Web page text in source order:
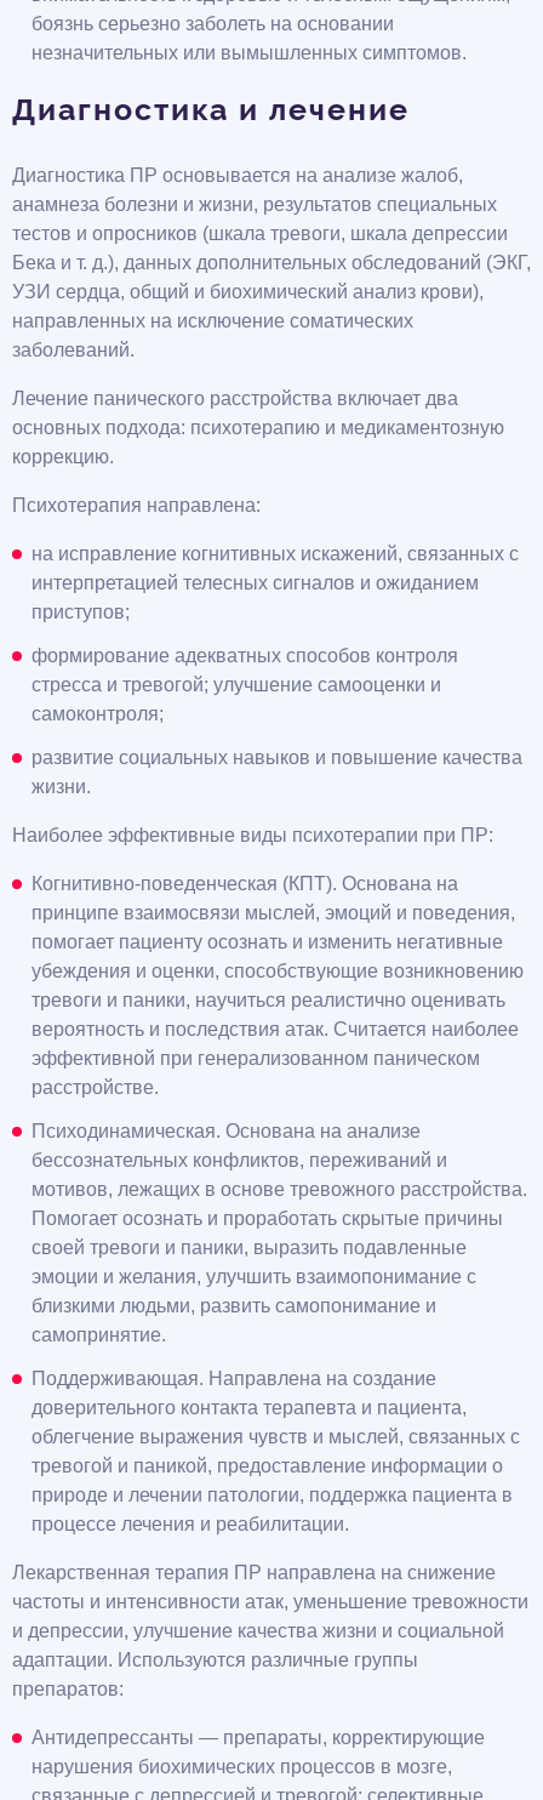
боязнь серьезно заболеть на основании
незначительных или вымышленных симптомов.
Диагностика и лечение
Диагностика ПР основывается на анализе жалоб,
анамнеза болезни и жизни, результатов специальных
тестов и опросников (шкала тревоги, шкала депрессии
Бека и т. д.), данных дополнительных обследований (ЭКГ,
УЗИ сердца, общий и биохимический анализ крови),
направленных на исключение соматических
заболеваний.
Лечение панического расстройства включает два
основных подхода: психотерапию и медикаментозную
коррекцию.
Психотерапия направлена:
на исправление когнитивных искажений, связанных с
интерпретацией телесных сигналов и ожиданием
приступов;
формирование адекватных способов контроля
стресса и тревогой; улучшение самооценки и
самоконтроля;
развитие социальных навыков и повышение качества
жизни.
Наиболее эффективные виды психотерапии при ПР:
Когнитивно-поведенческая (КПТ). Основана на
принципе взаимосвязи мыслей, эмоций и поведения,
помогает пациенту осознать и изменить негативные
убеждения и оценки, способствующие возникновению
тревоги и паники, научиться реалистично оценивать
вероятность и последствия атак. Считается наиболее
эффективной при генерализованном паническом
расстройстве.
Психодинамическая. Основана на анализе
бессознательных конфликтов, переживаний и
мотивов, лежащих в основе тревожного расстройства.
Помогает осознать и проработать скрытые причины
своей тревоги и паники, выразить подавленные
эмоции и желания, улучшить взаимопонимание с
близкими людьми, развить самопонимание и
самопринятие.
Поддерживающая. Направлена на создание
доверительного контакта терапевта и пациента,
облегчение выражения чувств и мыслей, связанных с
тревогой и паникой, предоставление информации о
природе и лечении патологии, поддержка пациента в
процессе лечения и реабилитации.
Лекарственная терапия ПР направлена на снижение
частоты и интенсивности атак, уменьшение тревожности
и депрессии, улучшение качества жизни и социальной
адаптации. Используются различные группы
препаратов:
Антидепрессанты — препараты, корректирующие
нарушения биохимических процессов в мозге,